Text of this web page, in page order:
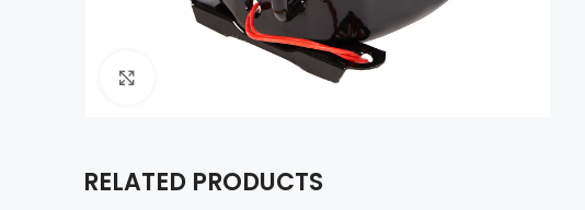
RELATED PRODUCTS